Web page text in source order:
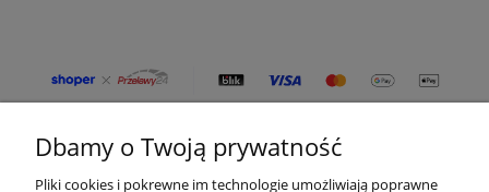
Moje konto
Dbamy o Twoją prywatność
Pliki cookies i pokrewne im technologie umożliwiają poprawne